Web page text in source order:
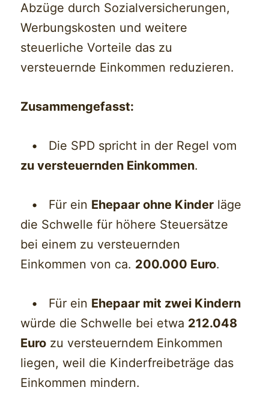
Abzüge durch Sozialversicherungen,
Werbungskosten und weitere
steuerliche Vorteile das zu
versteuernde Einkommen reduzieren.
Zusammengefasst:
• Die SPD spricht in der Regel vom
zu versteuernden Einkommen.
• Für ein Ehepaar ohne Kinder läge
die Schwelle für höhere Steuersätze
bei einem zu versteuernden
Einkommen von ca. 200.000 Euro.
• Für ein Ehepaar mit zwei Kindern
würde die Schwelle bei etwa 212.048
Euro zu versteuerndem Einkommen
liegen, weil die Kinderfreibeträge das
Einkommen mindern.